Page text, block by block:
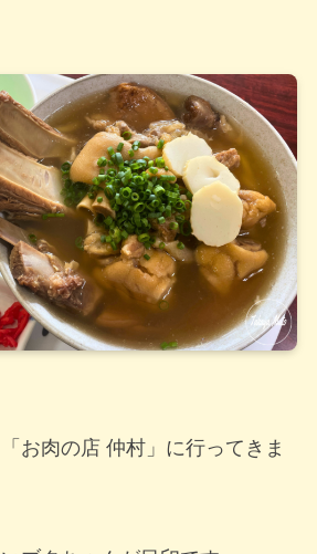
お肉の店 仲村」に行ってきま